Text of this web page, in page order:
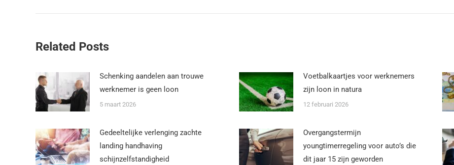
Related Posts
Schenking aandelen aan trouwe
werknemer is geen loon
5 maart 2026
Voetbalkaartjes voor werknemers
zijn loon in natura
12 februari 2026
Gedeeltelijke verlenging zachte
landing handhaving
schijnzelfstandigheid
Overgangstermijn
youngtimerregeling voor auto’s die
dit jaar 15 zijn geworden